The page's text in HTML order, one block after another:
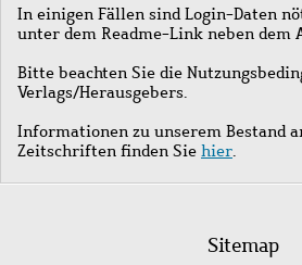
In einigen Fällen sind Login-Daten
unter dem Readme-Link neben dem
Bitte beachten Sie die
Verlags/Herausgebers.
Informationen zu unserem Bestand
Zeitschriften finden Sie hier.
Sitemap